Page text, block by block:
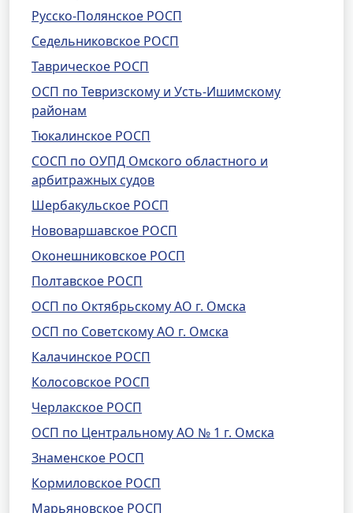
Русско-Полянское РОСП
Седельниковское РОСП
Таврическое РОСП
ОСП по Тевризскому и Усть-Ишимскому
районам
Тюкалинское РОСП
СОСП по ОУПД Омского областного и
арбитражных судов
Шербакульское РОСП
Нововаршавское РОСП
Оконешниковское РОСП
Полтавское РОСП
ОСП по Октябрьскому АО г. Омска
ОСП по Советскому АО г. Омска
Калачинское РОСП
Колосовское РОСП
Черлакское РОСП
ОСП по Центральному АО № 1 г. Омска
Знаменское РОСП
Кормиловское РОСП
Марьяновское РОСП